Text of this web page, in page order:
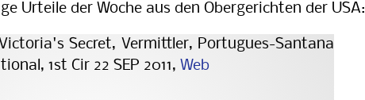
Urteile der Woche aus den Obergerichten der USA:
Secret, Vermittler, Portugues-Santana
1st Cir 22 SEP 2011, Web